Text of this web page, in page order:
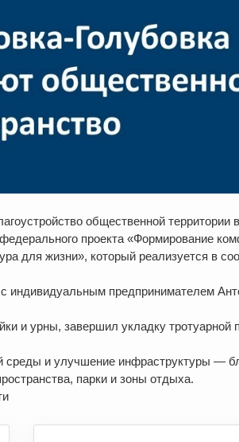
общественной территории
проекта «Формирование
для жизни», который реализуется в
с индивидуальным предпринимателем
и урны, завершил укладку тротуарной
среды и улучшение инфраструктуры —
парки и зоны отдыха.